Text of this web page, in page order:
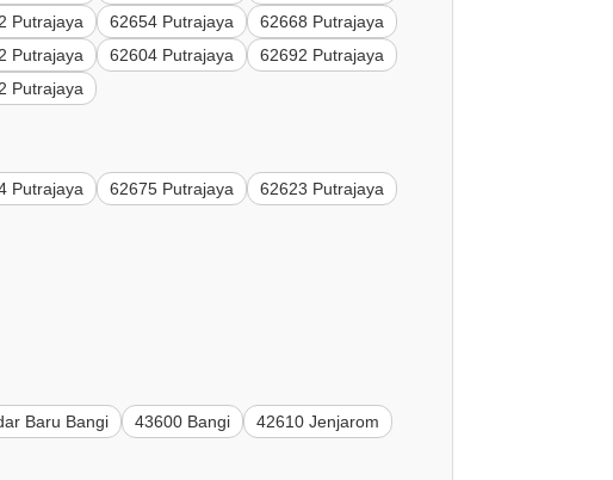
Putrajaya 62654 Putrajaya
62668 Putrajaya
Putrajaya 62604 Putrajaya
62692 Putrajaya
Putrajaya
Putrajaya 62675 Putrajaya
62623 Putrajaya
Baru Bangi 43600 Bangi
42610 Jenjarom